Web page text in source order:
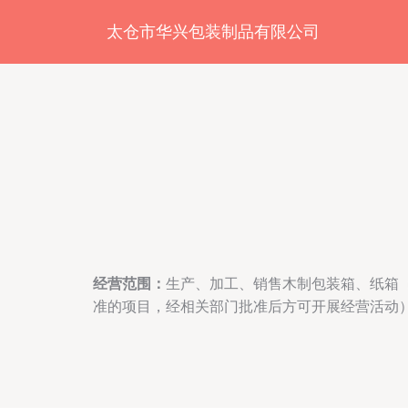
太仓市华兴包装制品有限公司
经营范围： 生产、加工、销售木制包装箱、纸箱
准的项目，经相关部门批准后方可开展经营活动）